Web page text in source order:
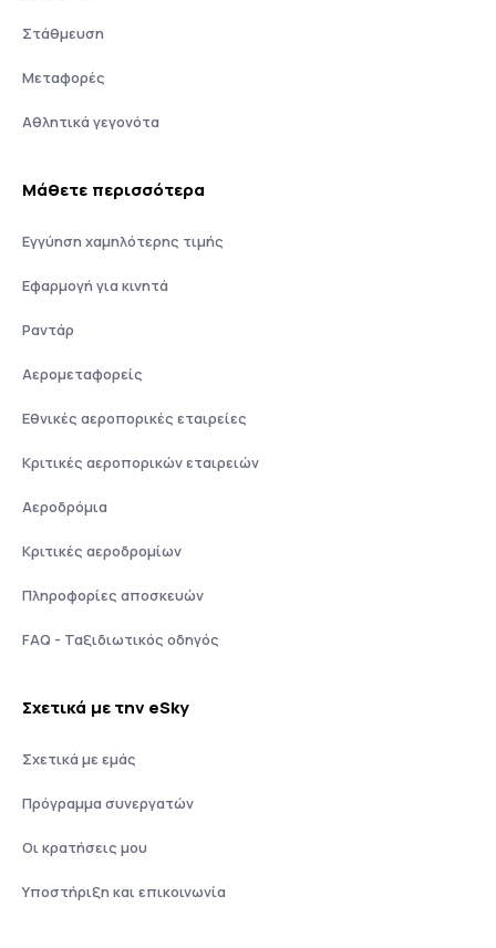
Στάθμευση
Μεταφορές
Αθλητικά γεγονότα
Μάθετε περισσότερα
Εγγύηση χαμηλότερης τιμής
Εφαρμογή για κινητά
Ραντάρ
Αερομεταφορείς
Εθνικές αεροπορικές εταιρείες
Κριτικές αεροπορικών εταιρειών
Αεροδρόμια
Κριτικές αεροδρομίων
Πληροφορίες αποσκευών
FAQ - Ταξιδιωτικός οδηγός
Σχετικά με την eSky
Σχετικά με εμάς
Πρόγραμμα συνεργατών
Οι κρατήσεις μου
Υποστήριξη και επικοινωνία